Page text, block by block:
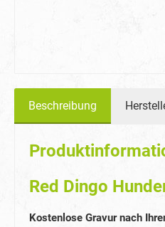
Beschreibung
Red Dingo
Kostenlose Gravur nach